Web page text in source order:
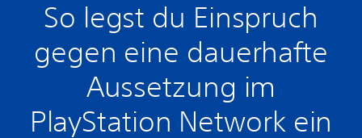
So legst du Einspruch
gegen eine dauerhafte
Aussetzung im
PlayStation Network ein